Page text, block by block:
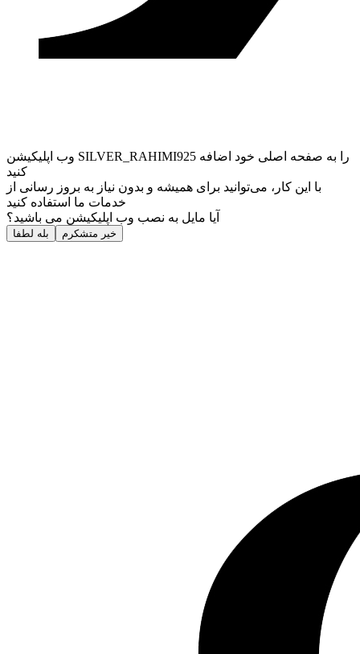
وب ‌اپلیکیشن SILVER_RAHIMI925 را به صفحه اصلی خود اضافه
کنید
با این کار، می‌توانید برای همیشه و بدون نیاز به بروز ‌رسانی از
خدمات ما استفاده کنید
آیا مایل به نصب وب اپلیکیشن می باشید؟
بله لطفا خیر متشکرم